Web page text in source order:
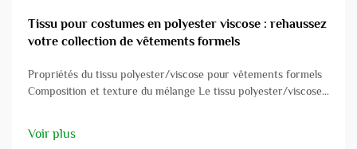
Tissu pour costumes en polyester viscose : rehaussez
votre collection de vêtements formels
Propriétés du tissu polyester/viscose pour vêtements formels
Composition et texture du mélange Le tissu polyester/viscose
durabilité et douceur. Avec le typique ble...
Voir plus